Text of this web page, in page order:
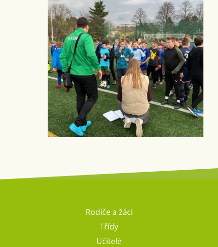
Rodiče a žáci
Třídy
Učitelé